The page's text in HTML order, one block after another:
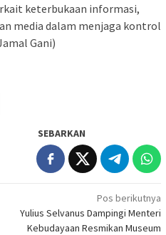
keterbukaan informasi,
media dalam menjaga kontrol
Gani)
SEBARKAN
Pos berikutnya
Yulius Selvanus Dampingi Menteri
Kebudayaan Resmikan Museum